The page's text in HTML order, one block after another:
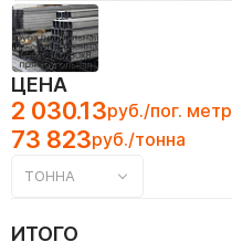
ЦЕНА
2 030.13руб./пог. метр
73 823руб./тонна
ТОННА
ИТОГО